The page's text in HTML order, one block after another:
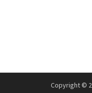
Copyright ©